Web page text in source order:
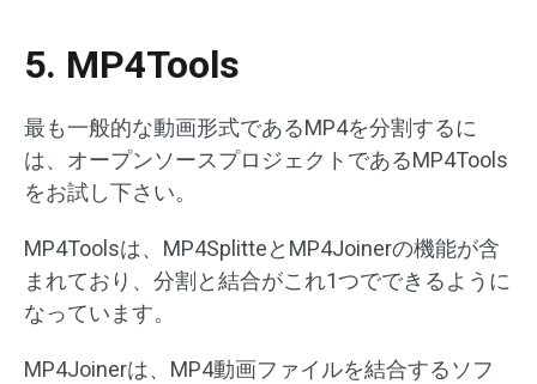
5. MP4Tools
最も一般的な動画形式であるMP4を分割するに
は、オープンソースプロジェクトであるMP4Tools
をお試し下さい。
MP4Toolsは、MP4SplitteとMP4Joinerの機能が含
まれており、分割と結合がこれ1つでできるように
なっています。
MP4Joinerは、MP4動画ファイルを結合するソフ